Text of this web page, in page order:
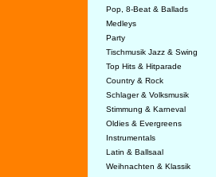
Pop, 8-Beat & Ballads
Medleys
Party
Tischmusik Jazz & Swing
Top Hits & Hitparade
Country & Rock
Schlager & Volksmusik
Stimmung & Karneval
Oldies & Evergreens
Instrumentals
Latin & Ballsaal
Weihnachten & Klassik